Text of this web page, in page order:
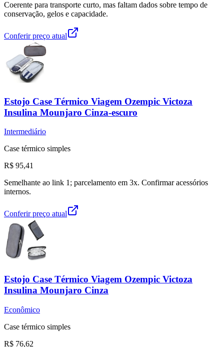
Coerente para transporte curto, mas faltam dados sobre tempo de
conservação, gelos e capacidade.
Conferir preço atual
Estojo Case Térmico Viagem Ozempic Victoza
Insulina Mounjaro Cinza-escuro
Intermediário
Case térmico simples
R$ 95,41
Semelhante ao link 1; parcelamento em 3x. Confirmar acessórios
internos.
Conferir preço atual
Estojo Case Térmico Viagem Ozempic Victoza
Insulina Mounjaro Cinza
Econômico
Case térmico simples
R$ 76,62